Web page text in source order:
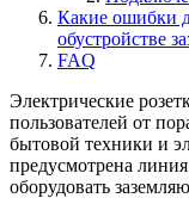
Какие ошибки
обустройстве
FAQ
Электрические
пользователей от
бытовой техники и
предусмотрена
оборудовать